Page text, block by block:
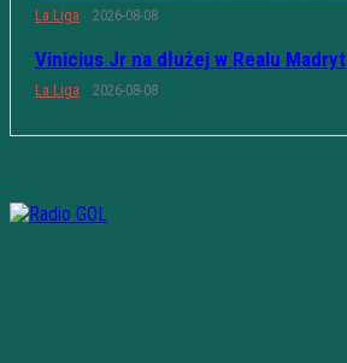
La Liga 2026-08-08
Vinicius Jr na dłużej w Realu Madryt
La Liga 2026-08-08